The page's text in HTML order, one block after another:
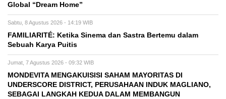
Global “Dream Home”
Sabtu, 8 Agustus 2026 - 14:19 WIB
FAMILIARITÉ: Ketika Sinema dan Sastra Bertemu dalam
Sebuah Karya Puitis
Jumat, 7 Agustus 2026 - 09:32 WIB
MONDEVITA MENGAKUISISI SAHAM MAYORITAS DI
UNDERSCORE DISTRICT, PERUSAHAAN INDUK MAGLIANO,
SEBAGAI LANGKAH KEDUA DALAM MEMBANGUN